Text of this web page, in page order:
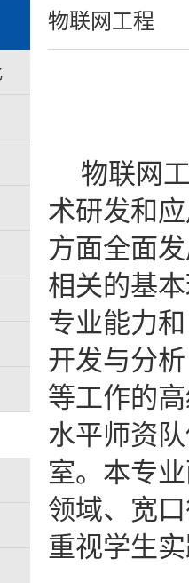
物联网工程
物联网
术研发和
方面全面
相关的基
专业能力
开发与分
等工作的
水平师资
室。本专
领域、宽
重视学生